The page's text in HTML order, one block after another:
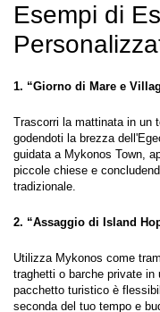
Esempi di
1. “Giorno di Mare e
Trascorri la mattinata in un
godendoti la brezza
guidata a Mykonos Town,
piccole chiese e
tradizionale.
2. “Assaggio di Island
Utilizza Mykonos come
traghetti o barche private in
pacchetto turistico è
seconda del tuo tempo e